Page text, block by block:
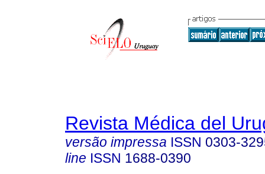
Revista Médica del
versão impressa ISSN 0303-
line ISSN 1688-0390